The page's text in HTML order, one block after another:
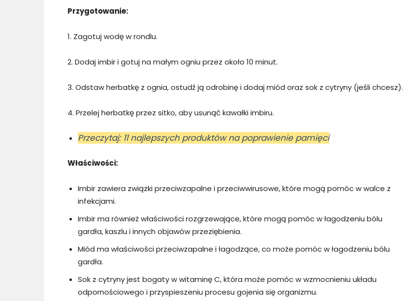
Przygotowanie:
1. Zagotuj wodę w rondlu.
2. Dodaj imbir i gotuj na małym ogniu przez około 10 minut.
3. Odstaw herbatkę z ognia, ostudź ją odrobinę i dodaj miód oraz sok z cytryny (jeśli chcesz).
4. Przelej herbatkę przez sitko, aby usunąć kawałki imbiru.
Przeczytaj: 11 najlepszych produktów na poprawienie pamięci
Właściwości:
Imbir zawiera związki przeciwzapalne i przeciwwirusowe, które mogą pomóc w walce z
infekcjami.
Imbir ma również właściwości rozgrzewające, które mogą pomóc w łagodzeniu bólu
gardła, kaszlu i innych objawów przeziębienia.
Miód ma właściwości przeciwzapalne i łagodzące, co może pomóc w łagodzeniu bólu
gardła.
Sok z cytryny jest bogaty w witaminę C, która może pomóc w wzmocnieniu układu
odpornościowego i przyspieszeniu procesu gojenia się organizmu.